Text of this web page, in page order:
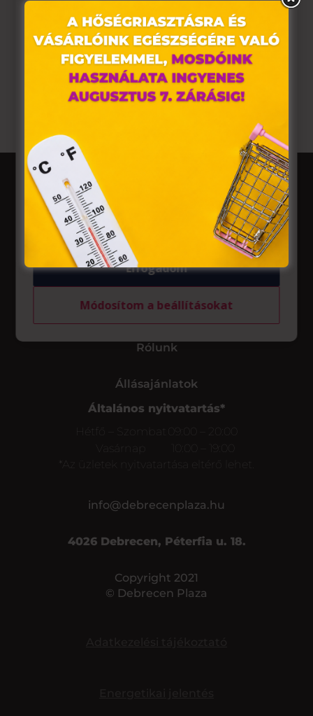
Az üzletek egyedi nyitvatartásáért kattints
az üzletkeresőre!
Üzletkereső
Üzletek
Akciók
Rólunk
Állásajánlatok
Általános nyitvatartás*
Hétfő – Szombat
*Az üzletek nyitvatartása eltérő lehet.
info@debrecenplaza.hu
4026 Debrecen, Péterfia u. 18.
Copyright 2021
© Debrecen Plaza
Weboldalunkon „cookie"-kat (továbbiakban „süti")
alkalmazunk. Ezek olyan fájlok, melyek információt
tárolnak webes böngészőjében. Ehhez az Ön
hozzájárulása szükséges.
A „sütiket" az elektronikus hírközlésről szóló 2003. évi C.
törvény, az elektronikus kereskedelmi szolgáltatások, az
információs társadalommal összefüggő szolgáltatások
egyes kérdéseiről szóló 2001. évi CVIII. törvény, valamint
az Európai Unió előírásainak megfelelően használjuk.
Azon weblapoknak, melyek az Európai Unió országain
belül működnek, a „sütik" használatához, és ezeknek a
felhasználó számítógépén vagy egyéb eszközén történő
tárolásához a felhasználók hozzájárulását kell kérniük.
Elfogadom
Módosítom a beállításokat